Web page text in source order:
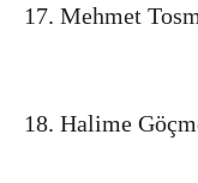
17. Mehmet
18. Halime